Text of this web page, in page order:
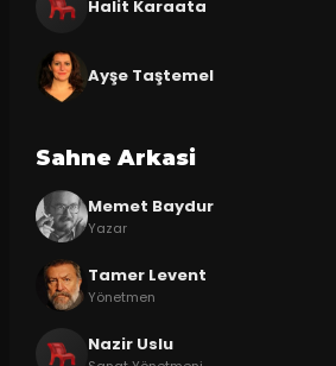
Halit Karaata
Ayşe Taştemel
Sahne Arkasi
Memet Baydur
Yazar
Tamer Levent
Yönetmen
Nazir Uslu